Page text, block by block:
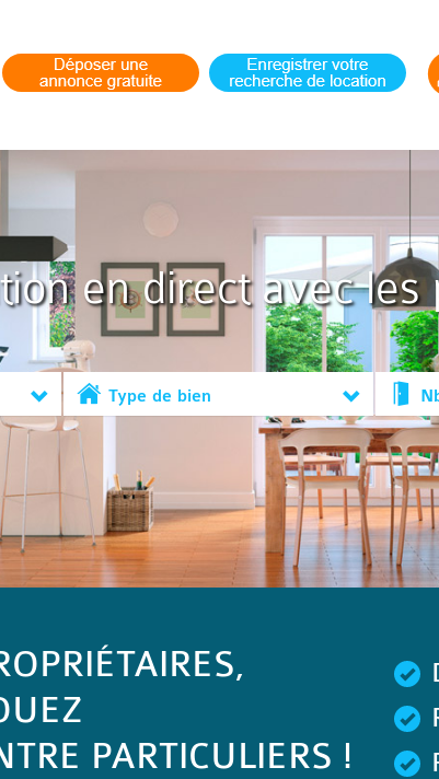
en direct avec
Type de bien
PARTICULIERS !